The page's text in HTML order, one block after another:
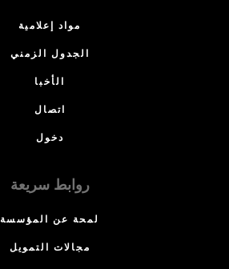
مواد إعلامية
الجدول الزمني
الأخبا
اتصال
دخول
روابط سريعة
لمحة عن المؤسسة
مجالات التمويل